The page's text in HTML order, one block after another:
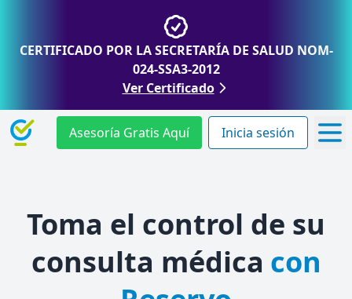
CERTIFICADO POR LA SECRETARÍA DE SALUD NOM-
024-SSA3-2012
Ver Certificado
Asesoría Gratis Aquí Inicia sesión
Toma el control de su
consulta médica con